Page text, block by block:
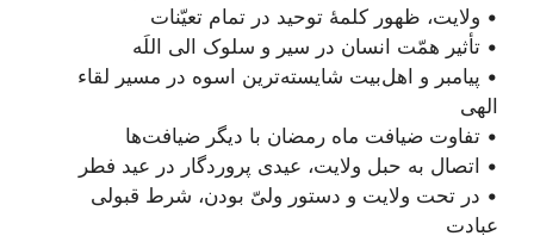
• ولایت، ظهور کلمۀ توحید در تمام تعیّنات
• تأثیر همّت انسان در سیر و سلوک الی اللَه
• پیامبر و اهل‌بیت شایسته‌ترین اسوه در مسیر لقاء
الهی
• تفاوت ضیافت ماه رمضان با دیگر ضیافت‌ها
• اتصال به حبل ولایت، عیدی پروردگار در عید فطر
• در تحت ولایت و دستور ولیّ بودن، شرط قبولی
عبادت